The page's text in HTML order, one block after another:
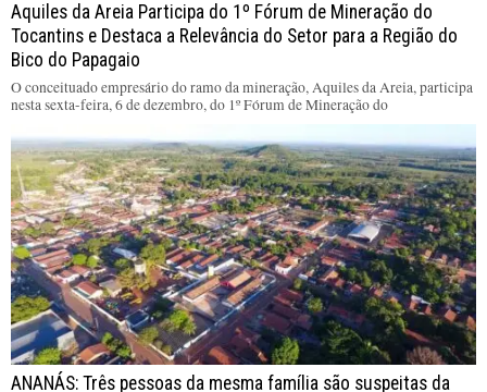
Aquiles da Areia Participa do 1º Fórum de Mineração do
Tocantins e Destaca a Relevância do Setor para a Região do
Bico do Papagaio
O conceituado empresário do ramo da mineração, Aquiles da Areia, participa
nesta sexta-feira, 6 de dezembro, do 1º Fórum de Mineração do
ANANÁS: Três pessoas da mesma família são suspeitas da